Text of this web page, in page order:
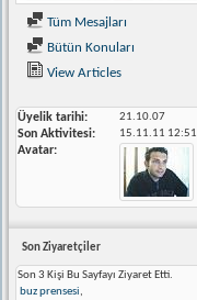
Tüm Mesajları
Bütün Konuları
View Articles
Üyelik tarihi 21.10.07
Son Aktivitesi 15.11.11 12:51
Avatar
Son Ziyaretçiler
Son 3 Kişi Bu Sayfayı Ziyaret Etti.
buz prensesi,